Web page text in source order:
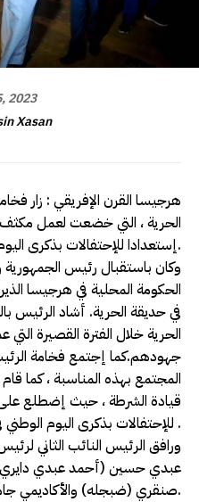
2023
Xasan
هرجيسا القرن الإفريقي : زار
الحرية ، التي خضعت لعمل مكثف
إستعدادا للإحتفالات بذكرى اليوم الوطني في 18 من مايو.
وكان باستقبال رئيس
الحكومة المحلية في هرجيسا
في حديقة الحرية. أشاد الرئيس
الحرية خلال الفترة القصيرة
جهودهم.كما إجتمع فخامة
المجتمع بهذه المناسبة ، كما قام
قيادة الشرطة ، حيث إضطلع على
للإحتفالات بذكرى اليوم الوطني في الـ 18 من مايو .
ورافق الرئيس النائب الثاني
عبدي حسين (أحمد عبدي دايري)
صنقري (ضبجله) والأكاديمي جامع موسى جامع.